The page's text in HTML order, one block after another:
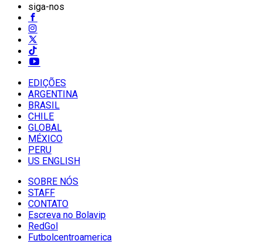
siga-nos
EDIÇÕES
ARGENTINA
BRASIL
CHILE
GLOBAL
MÉXICO
PERU
US ENGLISH
SOBRE NÓS
STAFF
CONTATO
Escreva no Bolavip
RedGol
Futbolcentroamerica